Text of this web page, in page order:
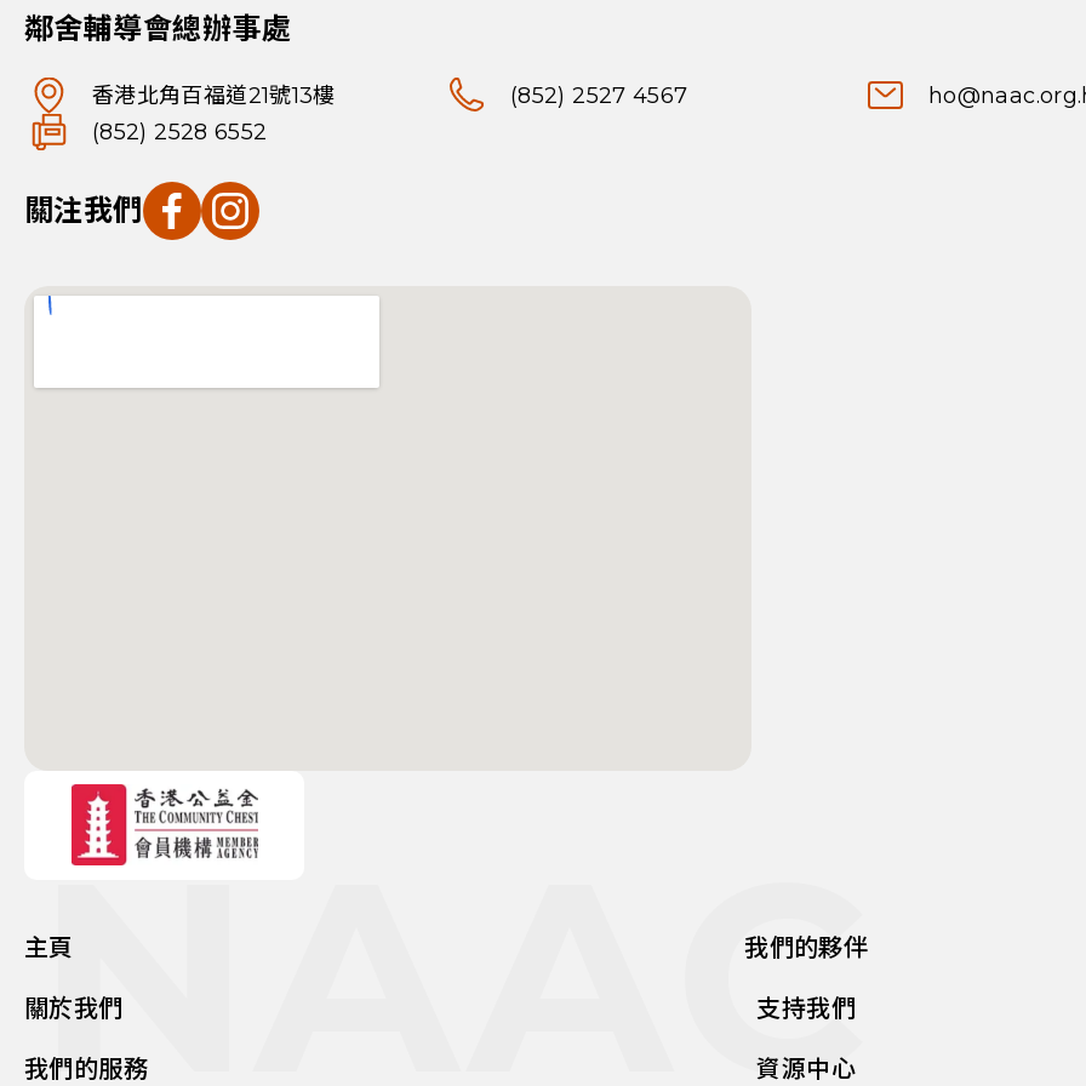
鄰舍輔導會總辦事處
香港北角百福道21號13樓 (852) 2527 4567
(852) 2528 6552
關注我們
主頁
關於我們
我們的服務
我們的夥伴
支持我們
資源中心
NAAC